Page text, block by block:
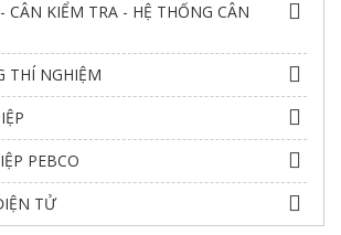
CÂN KIỂM TRA - HỆ THỐNG CÂN
THÍ NGHIỆM
PEBCO
TỬ